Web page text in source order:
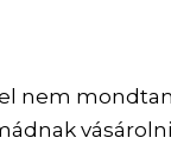
nem